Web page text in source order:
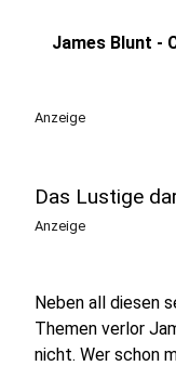
James Blunt -
Anzeige
Das Lustige
Anzeige
Neben all diesen
Themen verlor
nicht. Wer schon